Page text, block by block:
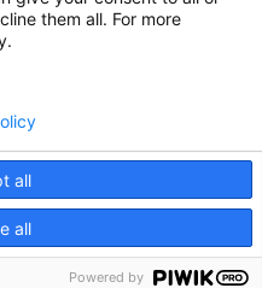
per
them all. For more
all
all
Powered by